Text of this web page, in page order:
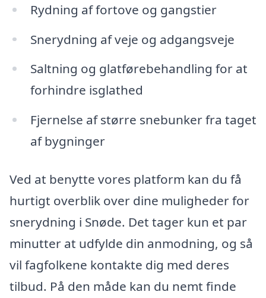
Rydning af fortove og gangstier
Snerydning af veje og adgangsveje
Saltning og glatførebehandling for at
forhindre isglathed
Fjernelse af større snebunker fra taget
af bygninger
Ved at benytte vores platform kan du få
hurtigt overblik over dine muligheder for
snerydning i Snøde. Det tager kun et par
minutter at udfylde din anmodning, og så
vil fagfolkene kontakte dig med deres
tilbud. På den måde kan du nemt finde